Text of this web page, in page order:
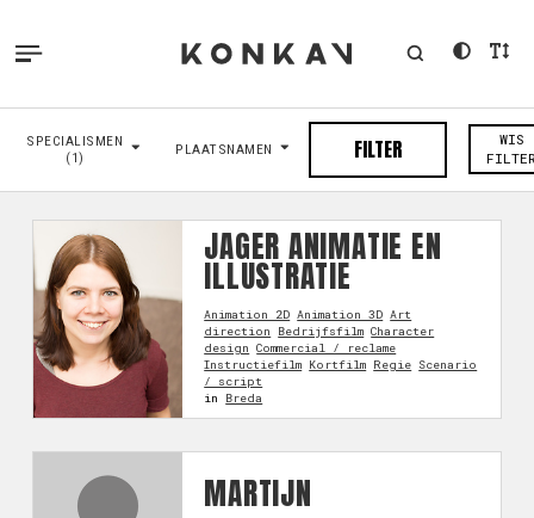
SPECIALISMEN
(1)
PLAATSNAMEN FILTER
WIS
JAGER ANIMATIE EN
ILLUSTRATIE
Animation 2D Animation 3D Art
direction
Bedrijfsfilm Character
design Commercial / reclame
Instructiefilm Kortfilm Regie Scenario
/ script
in Breda
MARTIJN